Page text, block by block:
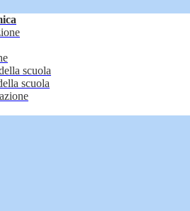
scuola
scuola